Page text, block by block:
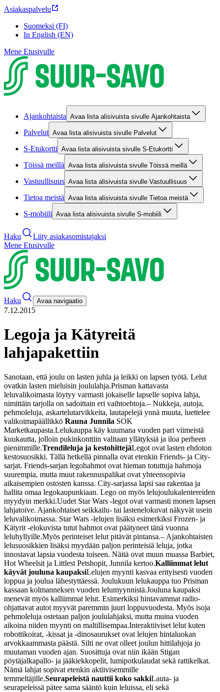
Asiakaspalvelu
Suomeksi (FI)
In English (EN)
Mene Etusivulle
Ajankohtaista Avaa lista alisivuista sivulle Ajankohtaista
Palvelut Avaa lista alisivuista sivulle Palvelut
S-Etukortti Avaa lista alisivuista sivulle S-Etukortti
Töissä meillä Avaa lista alisivuista sivulle Töissä meillä
Vastuullisuus Avaa lista alisivuista sivulle Vastuullisuus
Tietoa meistä Avaa lista alisivuista sivulle Tietoa meistä
S-mobiili Avaa lista alisivuista sivulle S-mobiili
Haku
Liity asiakasomistajaksi
Mene Etusivulle
Haku Avaa navigaatio
7.12.2015
Legoja ja Kätyreitä
lahjapakettiin
Sanotaan, että joulu on lasten juhla ja leikki on lapsen työtä. Lelut
ovatkin lasten mieluisin joululahja.Prisman kattavasta
leluvalikoimasta löytyy varmasti jokaiselle lapselle sopiva lahja,
nimittäin tarjolla on sadoittain eri vaihtoehtoja.– ­­­Nukkeja, autoja,
pehmoleluja, askartelutarvikkeita, lautapelejä ynnä muuta, luettelee
valikoimapäällikkö Rauna Junnila SOK
Marketkaupasta.Lelukauppa käy kuumana vuoden pari viimeistä
kuukautta, jolloin pukinkonttiin valitaan yllätyksiä ja iloa perheen
pienimmille.Trendileluja ja kestohittejäLegot ovat lasten ehdoton
kestosuosikki. Tällä hetkellä pinnalla ovat etenkin Friends- ja City-
sarjat. Friends-sarjan legohahmot ovat hieman totuttuja hahmoja
suurempia, mutta muut rakennuspalikat ovat yhteensopivia
aikaisempien ostosten kanssa. City-sarjassa lapsi saa rakentaa ja
hallita omaa legokaupunkiaan. Lego on myös lelujoulukalentereiden
myydyin merkki.Uudet Star Wars -legot ovat varmasti monen lapsen
lahjatoive. Ajankohtaiset seikkailu- tai lastenelokuvat näkyvät usein
leluvalikoimassa. Star Wars -lelujen lisäksi esimerkiksi Frozen- ja
Kätyrit -elokuvista tutut hahmot ovat päätyneet tänä vuonna
leluhyllyille.Myös perinteiset lelut pitävät pintansa.– Ajankohtaisten
lelusuosikkien lisäksi myydään paljon perinteisiä leluja, jotka
innostavat lapsia vuodesta toiseen. Näitä ovat muun muassa Barbiet,
Hot Wheelsit ja Littlest Petshopit, Junnila kertoo.Kalliimmat lelut
käyvät jouluna kaupaksiLelujen myynti kasvaa erityisesti vuoden
loppua ja joulua lähestyttäessä. Joulukuun lelukauppa tuo Prisman
kassaan kolmanneksen vuoden lelumyynnistä.Jouluna kaupaksi
menevät myös kalliimmat lelut. Esimerkiksi hintavammat radio-
ohjattavat autot myyvät paremmin juuri loppuvuodesta. Myös isoja
pehmoleluja ostetaan paljon joululahjaksi, mutta muina vuoden
aikoina niiden myynti on maltillisempaa.Interaktiiviset lelut kuten
robottikoirat, -kissat ja -dinosaurukset ovat lelujen hintaluokan
arvokkaammasta päästä. Silti ne ovat olleet joulun hittilahjoja jo
muutaman vuoden ajan. Suosittuja ovat niin ikään Stigan
pöytäjalkapallo- ja jääkiekkopelit, lumipotkulaudat sekä rattikelkat.
Nämä lahjat sopivat etenkin aktiivisemmille
temmeltäjille.Seurapeleistä nauttii koko sakkiLauta- ja
seurapeleissä pätee sama sääntö kuin leluissa, eli sekä